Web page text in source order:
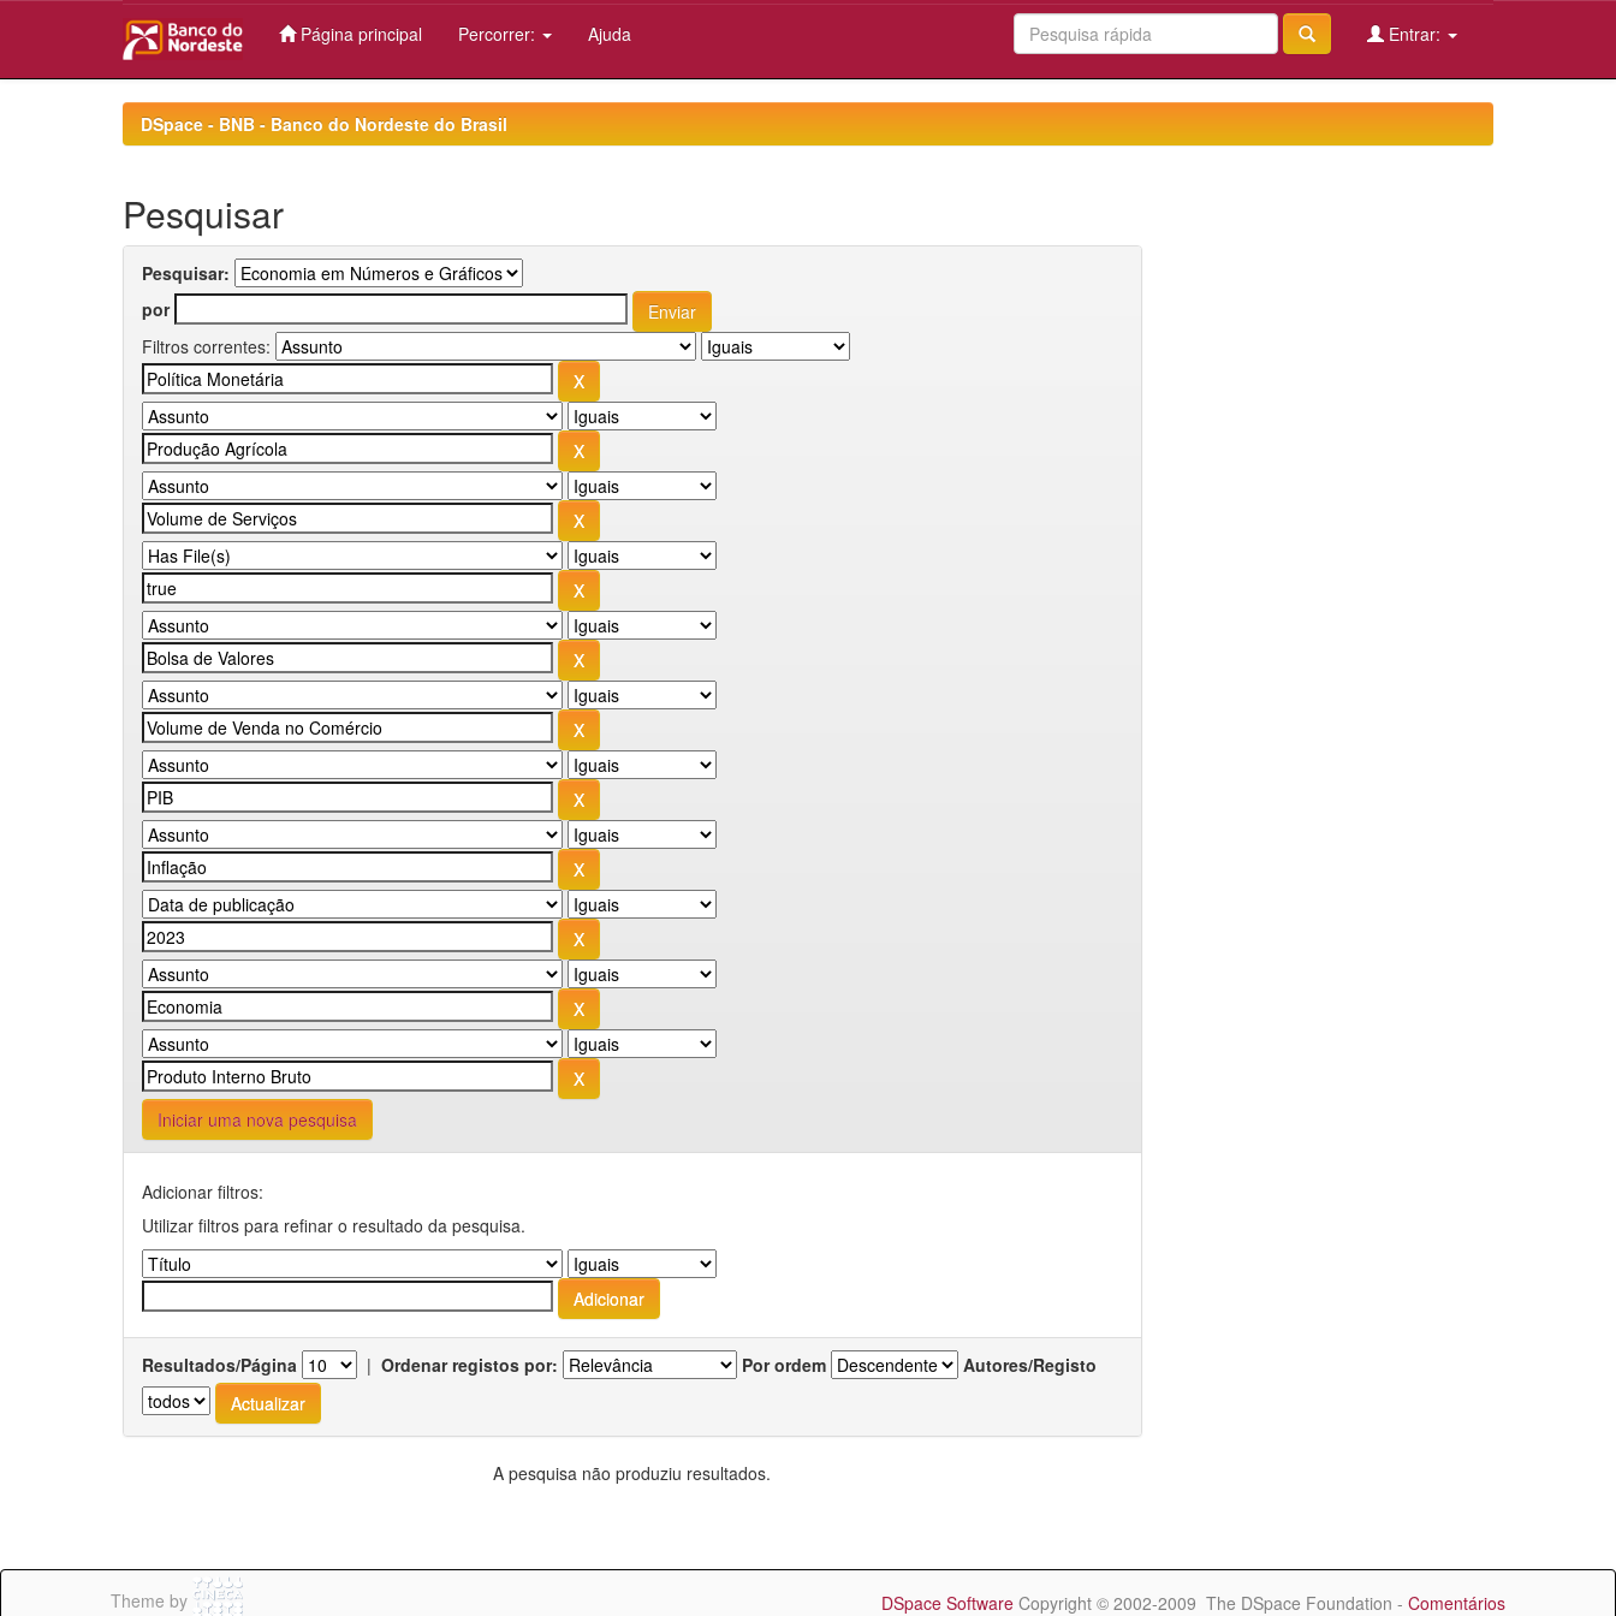
Página principal Percorrer: Ajuda Entrar:
DSpace - BNB - Banco do Nordeste do Brasil
Pesquisar
Pesquisar:
por
Filtros correntes:
Iniciar uma nova pesquisa
Adicionar filtros:
Utilizar filtros para refinar o resultado da pesquisa.
Resultados/Página | Ordenar registos por: Por ordem Autores/Registo
A pesquisa não produziu resultados.
Theme by DSpace Software Copyright © 2002-2009 The DSpace Foundation - Comentários